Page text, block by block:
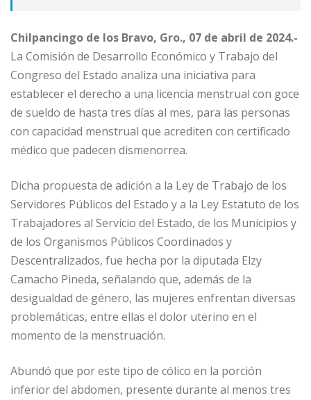
Chilpancingo de los Bravo, Gro., 07 de abril de 2024.-
La Comisión de Desarrollo Económico y Trabajo del
Congreso del Estado analiza una iniciativa para
establecer el derecho a una licencia menstrual con goce
de sueldo de hasta tres días al mes, para las personas
con capacidad menstrual que acrediten con certificado
médico que padecen dismenorrea.
Dicha propuesta de adición a la Ley de Trabajo de los
Servidores Públicos del Estado y a la Ley Estatuto de los
Trabajadores al Servicio del Estado, de los Municipios y
de los Organismos Públicos Coordinados y
Descentralizados, fue hecha por la diputada Elzy
Camacho Pineda, señalando que, además de la
desigualdad de género, las mujeres enfrentan diversas
problemáticas, entre ellas el dolor uterino en el
momento de la menstruación.
Abundó que por este tipo de cólico en la porción
inferior del abdomen, presente durante al menos tres